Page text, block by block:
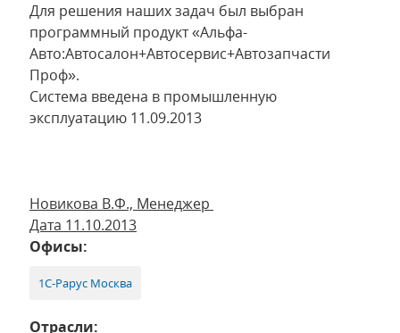
Для решения наших задач был выбран
программный продукт «Альфа-
Авто:Автосалон+Автосервис+Автозапчасти
Проф».
Система введена в промышленную
эксплуатацию 11.09.2013
Новикова В.Ф., Менеджер
Дата 11.10.2013
Офисы:
1С-Рарус Москва
Отрасли: